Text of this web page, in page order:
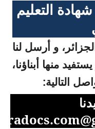
التعليم
و أرسل لنا
منها أبناؤنا،
التالية: